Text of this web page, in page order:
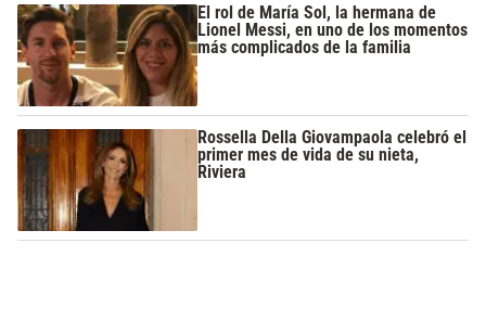
El rol de María Sol, la hermana de
Lionel Messi, en uno de los momentos
más complicados de la familia
Rossella Della Giovampaola celebró el
primer mes de vida de su nieta,
Riviera